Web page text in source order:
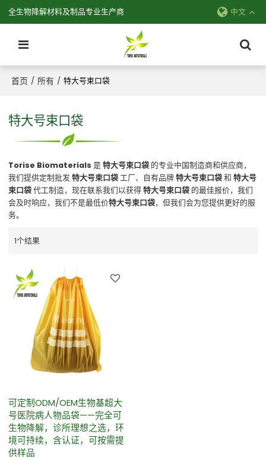
全生物降解材料及制品专业生产商 中文
首页 / 所有 / 特大号束口袋
特大号束口袋
Torise Biomaterials 是特大号束口袋 的专业中国制造商和供应商，
我们提供定制批发特大号束口袋工厂、自有品牌特大号束口袋和特大号
束口袋代工制造，现在联系我们以获得特大号束口袋 的最佳报价，我们
会及时响应，我们不是最低价特大号束口袋，但我们会为您提供更好的服
务。
1个结果
可定制ODM/OEM生物基超大
号医院病人物品袋——完全可
生物降解，诊所理想之选，环
境可持续，含认证，可按需提
供样品